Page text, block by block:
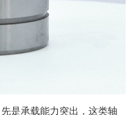
是承载能力突出，这类轴